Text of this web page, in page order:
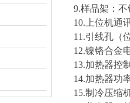
9.样品架：
10. 上位机通
11.引线孔（
12.镍铬合金
13.加热器控
14.加热器功
15.制冷压缩